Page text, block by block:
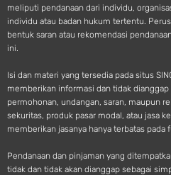
meliputi pendanaan dari individu,
individu atau badan hukum tertentu.
bentuk saran atau rekomendasi
ini.
Isi dan materi yang tersedia pada situs
memberikan informasi dan tidak dianggap
permohonan, undangan, saran, maupun
sekuritas, produk pasar modal, atau jasa
memberikan jasanya hanya terbatas pada
Pendanaan dan pinjaman yang
tidak dan tidak akan dianggap sebagai